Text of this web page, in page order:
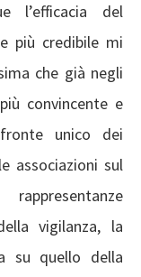
l’efficacia del
più credibile mi
che già negli
convincente e
unico dei
associazioni sul
vigilanza, la
su quello della